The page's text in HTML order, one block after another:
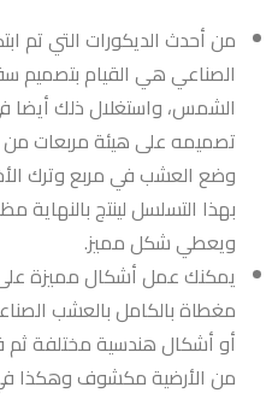
من أحدث الديكورات التي تم
الصناعي هي القيام
الشمس، واستغلال ذلك أيضا
تصميمه على هيئة مربعات من
وضع العشب في مربع وترك
بهذا التسلسل لينتج بالنهاية
ويعطي شكل مميز.
يمكنك عمل أشكال مميزة
مغطاة بالكامل بالعشب
أو أشكال هندسية مختلفة
من الأرضية مكشوف وهكذا